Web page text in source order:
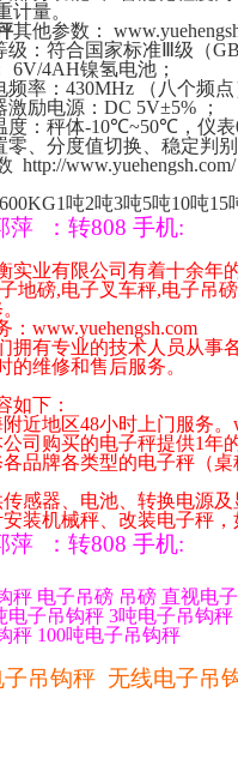
计量。
其他参数：
级：符合国家标准 级（
6V/4AH镍氢电池；
率： 430MHz
（八个频点
激励电源： DC 5V±5%
；
度：秤体-10℃~50℃ ，仪表
零、分度值切换、稳定判
http://www.yuehengsh.com/
600KG1 吨2吨3吨5吨10吨15
萍 ： 转808 手机:
实业有限公司有着十余
地磅,电子叉车秤,电子吊磅
： www.yuehengsh.com
有专业的技术人员从事各
的维修和售后服务。
如下：
附近地区48小时上门服务。
公司购买的电子秤提供1年
各品牌各类型的电子秤（
传感器、电池、转换电源
安装机械秤、改装电子秤
萍 ： 转808 手机:
秤 电子吊磅 吊磅 直视电
电子吊钩秤 3吨电子吊钩秤
秤 100吨电子吊钩秤
子吊钩秤 无线电子吊